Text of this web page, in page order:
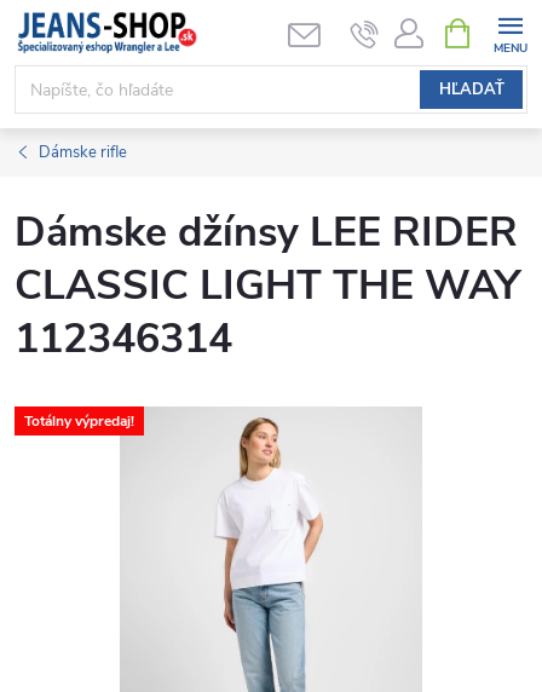
Prejsť
obsah
HĽADAŤ
KOŠÍK
Dámske rifle
Dámske džínsy LEE RIDER
CLASSIC LIGHT THE WAY
112346314
Totálny výpredaj!